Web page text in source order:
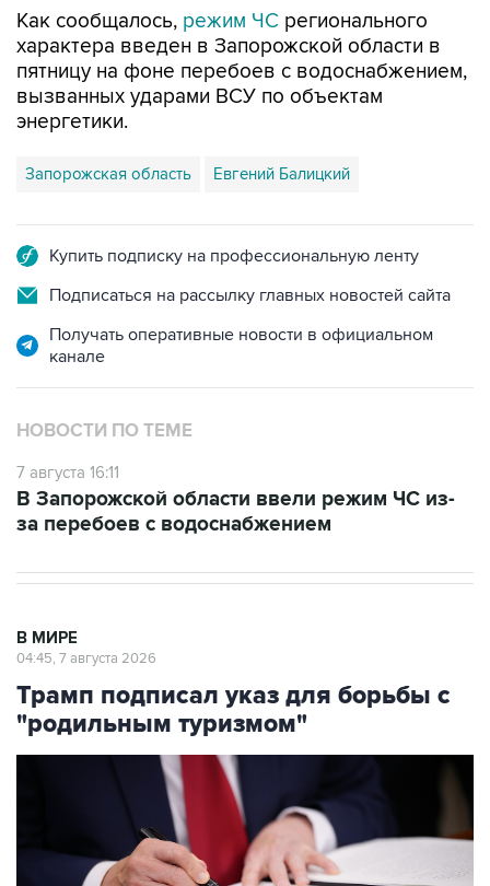
пятницу на фоне перебоев с водоснабжением,
вызванных ударами ВСУ по объектам
энергетики.
Запорожская область
Подписаться на рассылку главных новостей сайта
Получать оперативные новости в официальном
канале
НОВОСТИ ПО ТЕМЕ
7 августа 16:11
за перебоев с водоснабжением
Трамп подписал указ для борьбы с
"родильным туризмом"